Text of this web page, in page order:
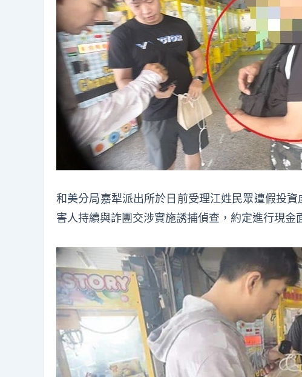
和美分局嘉犁派出所於日前受理江姓民眾遭假投
害人持續與詐團交涉實施誘捕偵查，約定進行現金